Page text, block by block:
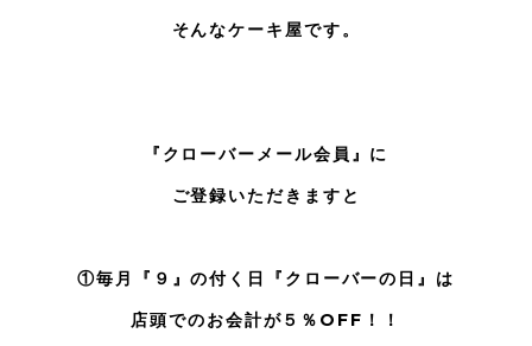
そんなケーキ屋です。
『クローバーメール会員』に
ご登録いただきますと
①毎月『９』の付く日『クローバーの日』は
店頭でのお会計が５％OFF！！